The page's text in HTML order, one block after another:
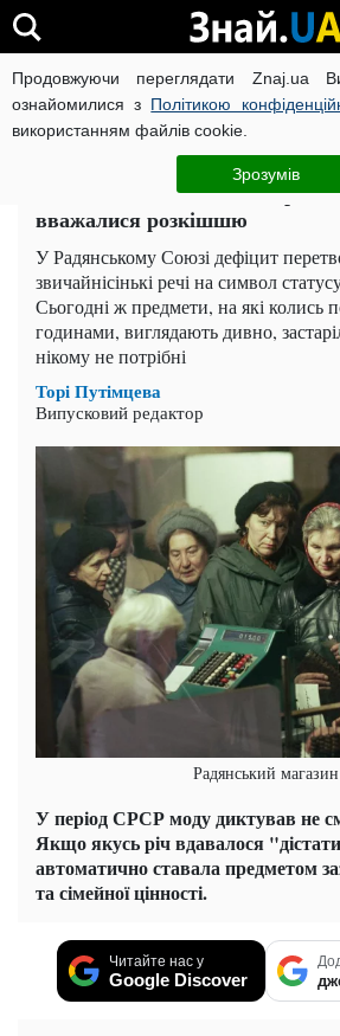
Продовжуючи переглядати Znaj.ua
ознайомилися з Політикою
використанням файлів cookie.
Зрозумів
ВІЙНА РОСІЇ ПРОТИ УКРАЇНИ
У СРСР за це билися в чергах:
вважалися розкішшю
У Радянському Союзі дефіцит
звичайнісінькі речі на символ
Сьогодні ж предмети, на які колись
годинами, виглядають дивно,
нікому не потрібні
Торі Путімцева
Випусковий редактор
Радянський магазин
У період СРСР моду диктував не
Якщо якусь річ вдавалося
автоматично ставала предметом
та сімейної цінності.
Читайте нас у
Google Discover